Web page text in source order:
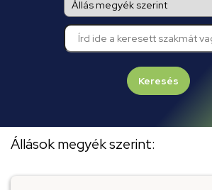
Keresés
Állások megyék szerint: